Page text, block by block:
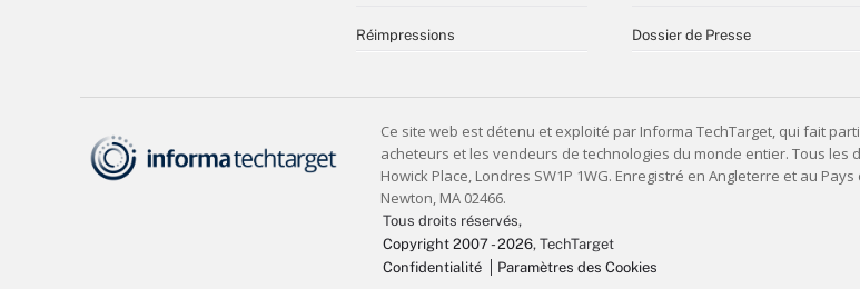
Réimpressions Dossier de Presse
Tous droits réservés,
Copyright 2007 - 2026, TechTarget
Confidentialité
Paramètres des Cookies